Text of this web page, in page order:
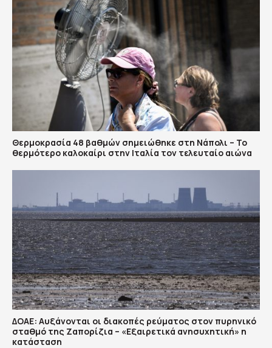
Θερμοκρασία 48 βαθμών σημειώθηκε στη Νάπολι – Το
θερμότερο καλοκαίρι στην Ιταλία τον τελευταίο αιώνα
ΔΟΑΕ: Αυξάνονται οι διακοπές ρεύματος στον πυρηνικό
σταθμό της Ζαπορίζια – «Εξαιρετικά ανησυχητική» η
κατάσταση